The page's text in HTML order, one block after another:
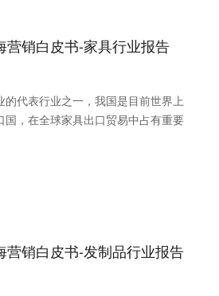
营销白皮书-家具行业报告
代表行业之一，我国是目前世界上
国，在全球家具出口贸易中占有重要
营销白皮书-发制品行业报告